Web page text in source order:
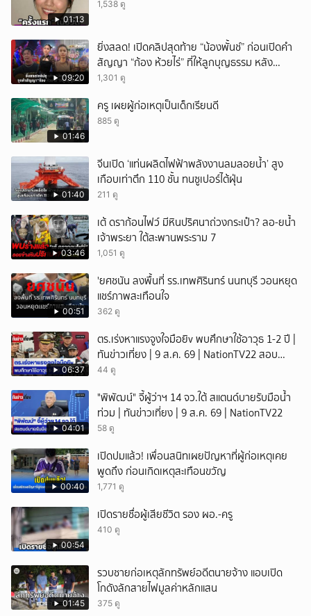
01:13
1,538 ดู
09:20
ยิ่งสลด! เปิดคลิปสุดท้าย “น้องพั้นช์” ก่อนเปิดคำ
สัญญา “ก้อง ห้วยไร่” ที่ให้ลูกบุญธรรม หลัง
ลาโลก!
1,301 ดู
01:46
ครู เผยผู้ก่อเหตุเป็นเด็กเรียนดี
885 ดู
01:40
จีนเปิด ‘แท่นผลิตไฟฟ้าพลังงานลมลอยน้ำ’ สูง
เกือบเท่าตึก 110 ชั้น ทนซูเปอร์ไต้ฝุ่น
211 ดู
03:46
เต้ ดราก้อนไฟว์ มีหินปริศนาถ่วงกระเป๋า? ลอ-ยน้ำ
เจ้าพระยา ใต้สะพานพระราม 7
1,051 ดู
00:51
'ยศชนัน ลงพื้นที่ รร.เทพศิรินทร์ นนทบุรี วอนหยุด
แชร์ภาพสะเทือนใจ
362 ดู
06:37
ตร.เร่งหาแรงจูงใจมือยิv พบศึกษาใช้อาวุธ 1-2 ปี |
ทันข่าวเที่ยง | 9 ส.ค. 69 | NationTV22 สอบ
พยานแล้ว 17 ปาก เร่งตรวจมือถือและหลักฐานที่
เพื่อน และสื่อโซเ
44 ดู
04:01
"พิพัฒน์" จี้ผู้ว่าฯ 14 จว.ใต้ สแตนด์บายรับมือน้ำ
ท่วม | ทันข่าวเที่ยง | 9 ส.ค. 69 | NationTV22
58 ดู
00:40
เปิดปมแล้ว! เพื่อนสนิทเผยปัญหาที่ผู้ก่อเหตุเคย
พูดถึง ก่อนเกิดเหตุสะเทือนขวัญ
1,771 ดู
00:54
เปิดรายชื่อผู้เสียชีวิต รอง ผอ.-ครู
410 ดู
01:45
รวบชายก่อเหตุลักทรัพย์อดีตนายจ้าง แอบเปิด
โกดังลักสายไฟมูลค่าหลักแสน
375 ดู